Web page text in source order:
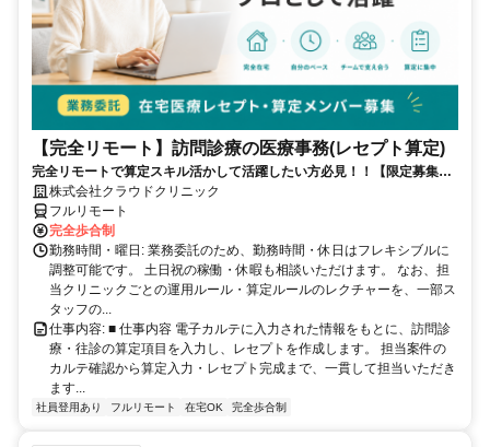
【完全リモート】訪問診療の医療事務(レセプト算定)
完全リモートで算定スキル活かして活躍したい方必見！！【限定募集】
完全リモート｜在宅医療レセプト算定（成果報酬型／業務委託）
株式会社クラウドクリニック
フルリモート
完全歩合制
勤務時間・曜日: 業務委託のため、勤務時間・休日はフレキシブルに
調整可能です。 土日祝の稼働・休暇も相談いただけます。 なお、担
当クリニックごとの運用ルール・算定ルールのレクチャーを、一部ス
タッフの...
仕事内容: ■ 仕事内容 電子カルテに入力された情報をもとに、訪問診
療・往診の算定項目を入力し、レセプトを作成します。 担当案件の
カルテ確認から算定入力・レセプト完成まで、一貫して担当いただき
ます...
社員登用あり フルリモート 在宅OK 完全歩合制